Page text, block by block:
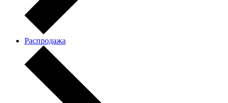
Распродажа